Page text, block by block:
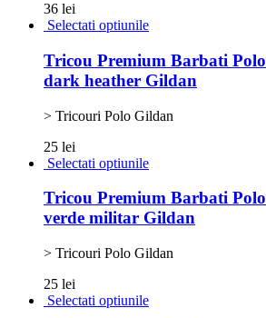
36 lei
Selectati optiunile
Tricou Premium Barbati Polo
dark heather Gildan
> Tricouri Polo Gildan
25 lei
Selectati optiunile
Tricou Premium Barbati Polo
verde militar Gildan
> Tricouri Polo Gildan
25 lei
Selectati optiunile